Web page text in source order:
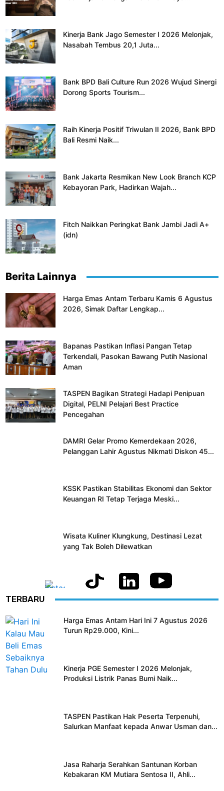
Kinerja Bank Jago Semester I 2026 Melonjak,
Nasabah Tembus 20,1 Juta...
Bank BPD Bali Culture Run 2026 Wujud Sinergi
Dorong Sports Tourism...
Raih Kinerja Positif Triwulan II 2026, Bank BPD
Bali Resmi Naik...
Bank Jakarta Resmikan New Look Branch KCP
Kebayoran Park, Hadirkan Wajah...
Fitch Naikkan Peringkat Bank Jambi Jadi A+
(idn)
Berita Lainnya
Harga Emas Antam Terbaru Kamis 6 Agustus
2026, Simak Daftar Lengkap...
Bapanas Pastikan Inflasi Pangan Tetap
Terkendali, Pasokan Bawang Putih Nasional
Aman
TASPEN Bagikan Strategi Hadapi Penipuan
Digital, PELNI Pelajari Best Practice
Pencegahan
DAMRI Gelar Promo Kemerdekaan 2026,
Pelanggan Lahir Agustus Nikmati Diskon 45...
KSSK Pastikan Stabilitas Ekonomi dan Sektor
Keuangan RI Tetap Terjaga Meski...
Wisata Kuliner Klungkung, Destinasi Lezat
yang Tak Boleh Dilewatkan
TERBARU
Harga Emas Antam Hari Ini 7 Agustus 2026
Turun Rp29.000, Kini...
Kinerja PGE Semester I 2026 Melonjak,
Produksi Listrik Panas Bumi Naik...
TASPEN Pastikan Hak Peserta Terpenuhi,
Salurkan Manfaat kepada Anwar Usman dan...
Jasa Raharja Serahkan Santunan Korban
Kebakaran KM Mutiara Sentosa II, Ahli...